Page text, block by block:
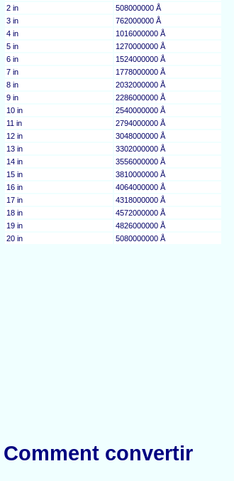
2 in
508000000 Å
3 in
762000000 Å
4 in
1016000000 Å
5 in
1270000000 Å
6 in
1524000000 Å
7 in
1778000000 Å
8 in
2032000000 Å
9 in
2286000000 Å
10 in
2540000000 Å
11 in
2794000000 Å
12 in
3048000000 Å
13 in
3302000000 Å
14 in
3556000000 Å
15 in
3810000000 Å
16 in
4064000000 Å
17 in
4318000000 Å
18 in
4572000000 Å
19 in
4826000000 Å
20 in
5080000000 Å
Comment convertir